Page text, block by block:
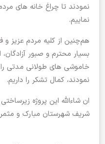
نمودند تا چراغ خانه های
نماییم.
هم‌چنین از کلیه مردم عزیز
بسیار محترم و صبور آزادگان،
خاموشی های طولانی مدتی
نمودند، کمال تشکر را داریم.
ان شاءالله این پروژه
شریف شهرستان مبارک و